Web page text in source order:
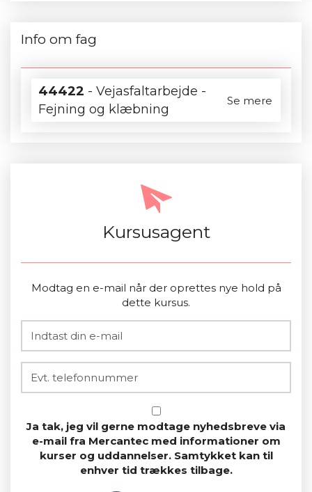
Info om fag
44422 - Vejasfaltarbejde -
Fejning og klæbning
Se mere
Kursusagent
Modtag en e-mail når der oprettes nye hold på
dette kursus.
Ja tak, jeg vil gerne modtage nyhedsbreve via
e-mail fra Mercantec med informationer om
kurser og uddannelser. Samtykket kan til
enhver tid trækkes tilbage.